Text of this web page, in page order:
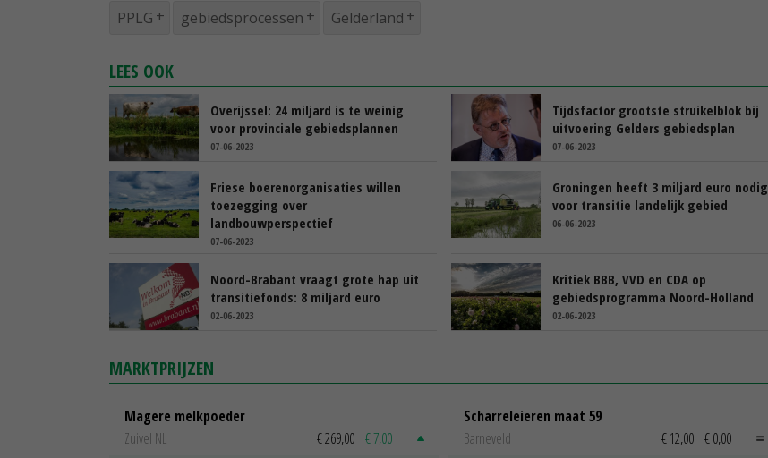
PPLG gebiedsprocessen Gelderland
LEES OOK
Overijssel: 24 miljard is te weinig
voor provinciale gebiedsplannen
07-06-2023
Tijdsfactor grootste struikelblok bij
uitvoering Gelders gebiedsplan
07-06-2023
Friese boerenorganisaties willen
toezegging over
landbouwperspectief
07-06-2023
Groningen heeft 3 miljard euro nodig
voor transitie landelijk gebied
06-06-2023
Noord-Brabant vraagt grote hap uit
transitiefonds: 8 miljard euro
02-06-2023
Kritiek BBB, VVD en CDA op
gebiedsprogramma Noord-Holland
02-06-2023
MARKTPRIJZEN
Magere melkpoeder
Zuivel NL
€ 269,00 € 7,00
Scharreleieren maat 59
Barneveld
€ 12,00 € 0,00